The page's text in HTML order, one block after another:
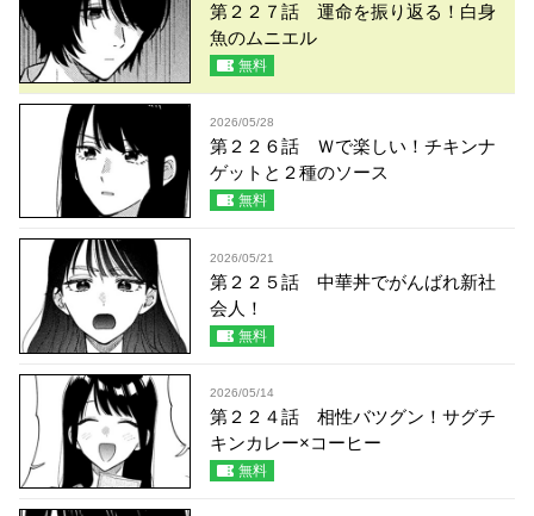
第２２７話 運命を振り返る！白身
魚のムニエル
無料
2026/05/28
第２２６話 Ｗで楽しい！チキンナ
ゲットと２種のソース
無料
2026/05/21
第２２５話 中華丼でがんばれ新社
会人！
無料
2026/05/14
第２２４話 相性バツグン！サグチ
キンカレー×コーヒー
無料